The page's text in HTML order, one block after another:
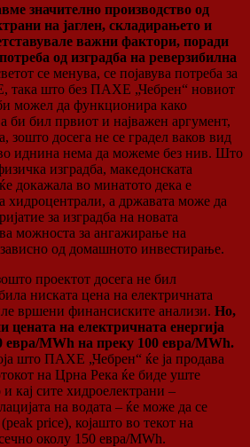
значително производство од
на јаглен, складирањето и
важни фактори, поради
од изградба на реверзибилна
се менува, се појавува потреба за
така што без ПАХЕ „Чебрен“ новиот
можел да функционира како
би бил првиот и најважен аргумент,
зошто досега не се градел ваков вид
иднина нема да можеме без нив. Што
изградба, македонската
докажала во минатото дека е
хидроцентрали, а државата може да
за изградба на новата
можноста за ангажирање на
од домашното инвестирање.
проектот досега не бил
ниската цена на електричната
вршени финансиските анализи. Но,
цената на електричната енергија
евра/MWh на преку 100 евра/MWh.
што ПАХЕ „Чебрен“ ќе ја продава
на Црна Река ќе биде уште
кај сите хидроелектрани –
на водата – ќе може да се
price), којашто во текот на
околу 150 евра/MWh.